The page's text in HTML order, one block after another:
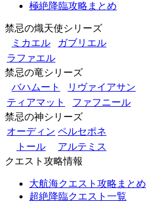
極絶降臨攻略まとめ
禁忌の熾天使シリーズ
ミカエル
ガブリエル
ラファエル
禁忌の竜シリーズ
バハムート
リヴァイアサン
ティアマット
ファフニール
禁忌の神シリーズ
オーディン ペルセポネ
トール
アルテミス
クエスト攻略情報
大航海クエスト攻略まとめ
超絶降臨クエスト一覧